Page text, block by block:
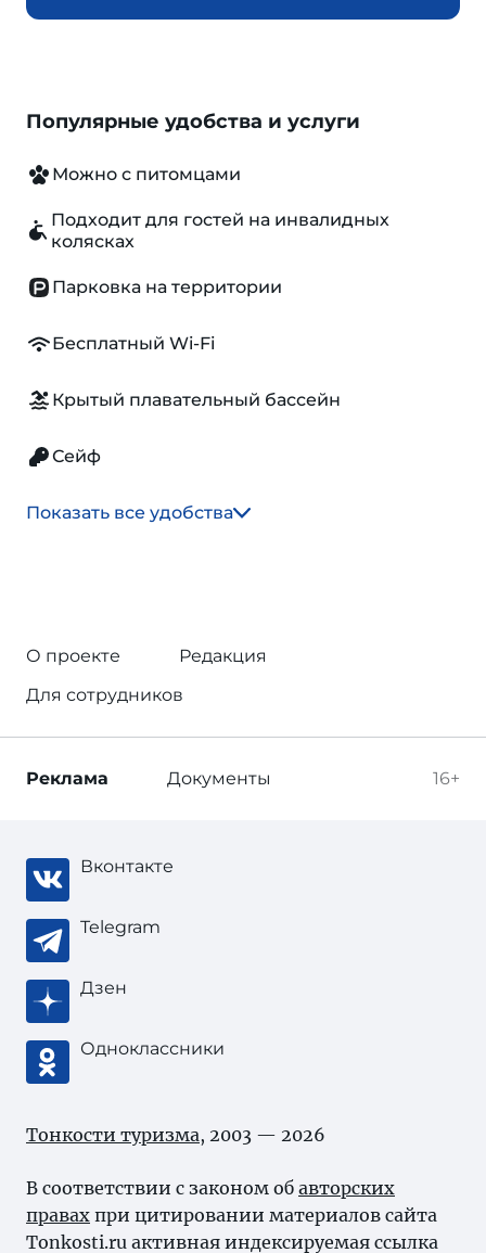
Популярные удобства и услуги
Можно с питомцами
Подходит для гостей на инвалидных
колясках
Парковка на территории
Бесплатный Wi-Fi
Крытый плавательный бассейн
Сейф
Показать все удобства
О проекте
Редакция
Для сотрудников
16+
Реклама Документы
Вконтакте
Telegram
Дзен
Одноклассники
Тонкости туризма, 2003 — 2026
В соответствии с законом об авторских
правах при цитировании материалов сайта
Tonkosti.ru активная индексируемая ссылка